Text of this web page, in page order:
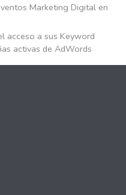
Marketing Digital en
acceso a sus Keyword
activas de AdWords